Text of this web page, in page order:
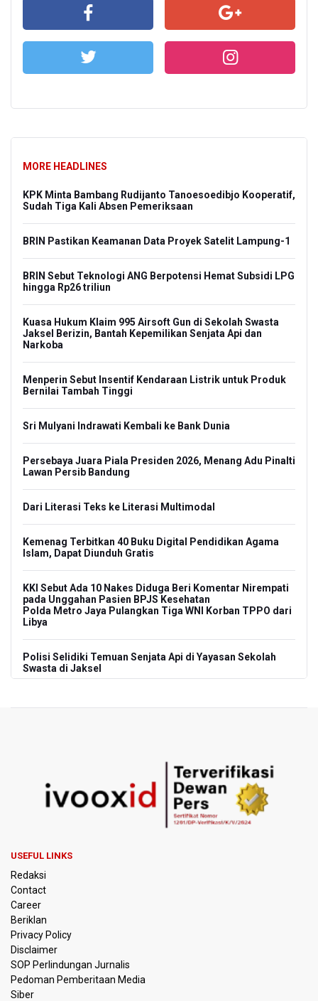
MORE HEADLINES
KPK Minta Bambang Rudijanto Tanoesoedibjo Kooperatif,
Sudah Tiga Kali Absen Pemeriksaan
BRIN Pastikan Keamanan Data Proyek Satelit Lampung-1
BRIN Sebut Teknologi ANG Berpotensi Hemat Subsidi LPG
hingga Rp26 triliun
Kuasa Hukum Klaim 995 Airsoft Gun di Sekolah Swasta
Jaksel Berizin, Bantah Kepemilikan Senjata Api dan
Narkoba
Menperin Sebut Insentif Kendaraan Listrik untuk Produk
Bernilai Tambah Tinggi
Sri Mulyani Indrawati Kembali ke Bank Dunia
Persebaya Juara Piala Presiden 2026, Menang Adu Pinalti
Lawan Persib Bandung
Dari Literasi Teks ke Literasi Multimodal
Kemenag Terbitkan 40 Buku Digital Pendidikan Agama
Islam, Dapat Diunduh Gratis
KKI Sebut Ada 10 Nakes Diduga Beri Komentar Nirempati
pada Unggahan Pasien BPJS Kesehatan
Polda Metro Jaya Pulangkan Tiga WNI Korban TPPO dari
Libya
Polisi Selidiki Temuan Senjata Api di Yayasan Sekolah
Swasta di Jaksel
Pemadaman Karhutla Gunung Bromo
Pemerintah Tunda Penerapan Pajak Marketplace, DJP:
Jaga Daya Beli Masyarakat
Anggota Komisi III DPR Usulkan Mekanisme Pra Judicial
dalam RUU Perampasan Aset
KPK Sebut Pejabat Kemenhut Diduga Menerima 12.500
Dolar Singapura dari Bupati Kuantan Singingi Nonaktif
Suhardiman Amby
Amnesty International Desak Hentikan Sementara dan
Evaluasi Program MBG Usai Rentetan Dugaan Keracunan
USEFUL LINKS
Redaksi
Contact
Career
Beriklan
Privacy Policy
Disclaimer
SOP Perlindungan Jurnalis
Pedoman Pemberitaan Media
Siber